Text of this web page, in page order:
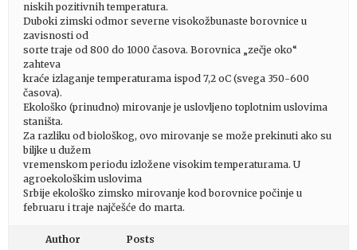
niskih pozitivnih temperatura.
Duboki zimski odmor severne visokožbunaste borovnice u
zavisnosti od
sorte traje od 800 do 1000 časova. Borovnica „zečje oko“
zahteva
kraće izlaganje temperaturama ispod 7,2 oC (svega 350-600
časova).
Ekološko (prinudno) mirovanje je uslovljeno toplotnim uslovima
staništa.
Za razliku od biološkog, ovo mirovanje se može prekinuti ako su
biljke u dužem
vremenskom periodu izložene visokim temperaturama. U
agroekološkim uslovima
Srbije ekološko zimsko mirovanje kod borovnice počinje u
februaru i traje najčešće do marta.
Author Posts